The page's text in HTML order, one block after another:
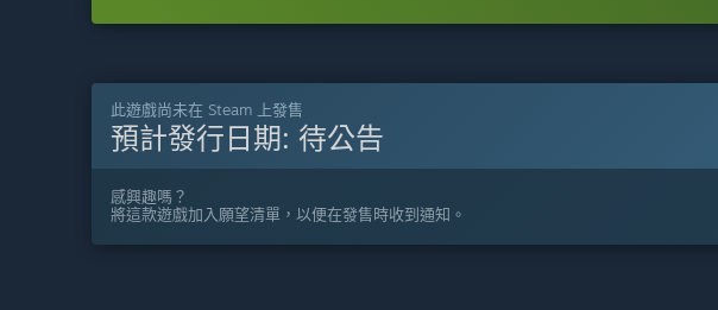
此遊戲尚未在 Steam 上發售
預計發行日期: 待公告
感興趣嗎？
將這款遊戲加入願望清單，以便在發售時收到通知。